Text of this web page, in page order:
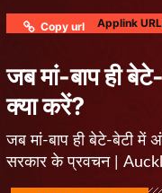
Copy url Applink URL
जब मां-बाप ही
क्या करें?
जब मां-बाप ही बेटे-बेटी में
सरकार के प्रवचन |